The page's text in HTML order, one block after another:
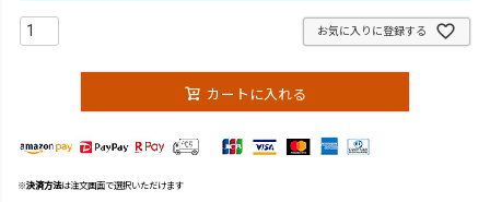
お気に入りに登録する
カートに入れる
※決済方法は注文画面で選択いただけます